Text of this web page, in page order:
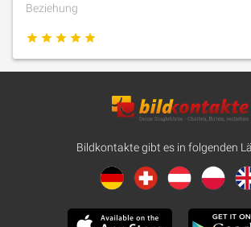
Beziehung
Bildkontakte gibt es in folgenden